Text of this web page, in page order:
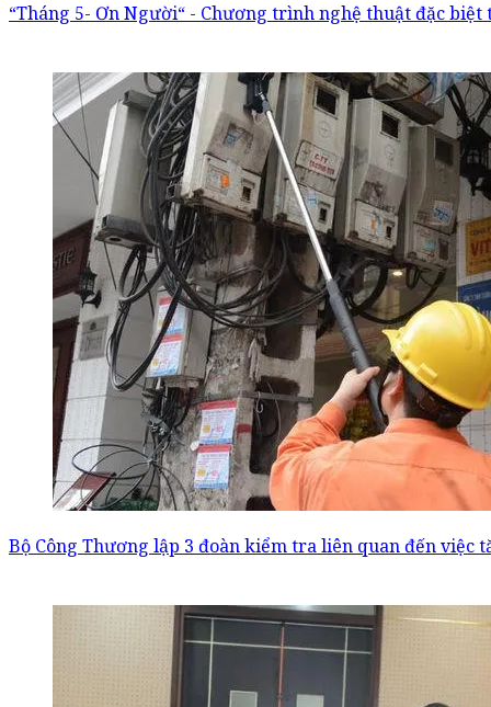
“Tháng 5- Ơn Người“ - Chương trình nghệ thuật đặc
Bộ Công Thương lập 3 đoàn kiểm tra liên quan đến việc